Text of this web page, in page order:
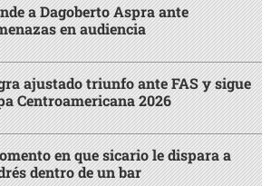
a Dagoberto Aspra ante
en audiencia
ajustado triunfo ante FAS y sigue
Centroamericana 2026
en que sicario le dispara a
dentro de un bar